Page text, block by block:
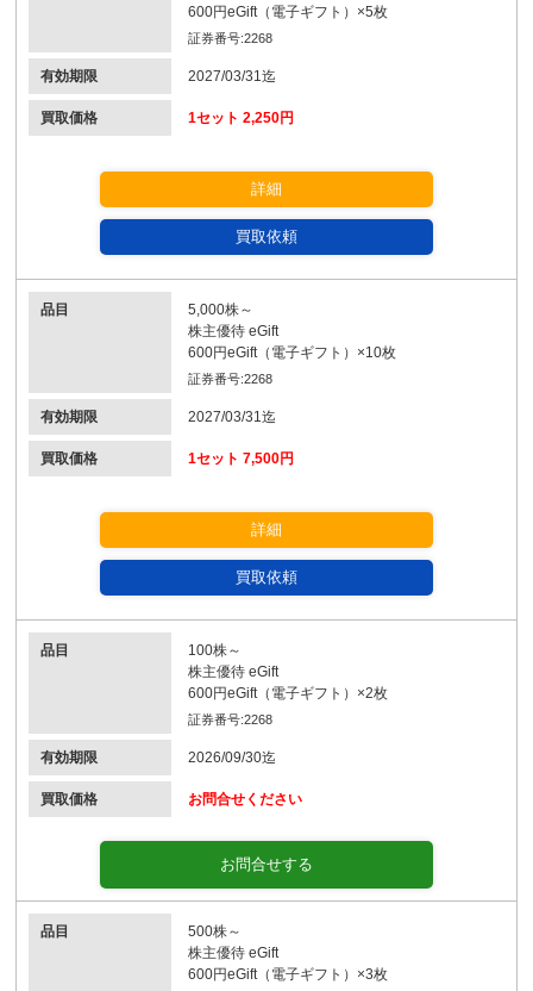
600円eGift（電子ギフト）×5枚
証券番号:2268
有効期限 2027/03/31迄
買取価格 1セット 2,250円
詳細
買取依頼
品目
5,000株～
株主優待 eGift
600円eGift（電子ギフト）×10枚
証券番号:2268
有効期限 2027/03/31迄
買取価格 1セット 7,500円
詳細
買取依頼
品目
100株～
株主優待 eGift
600円eGift（電子ギフト）×2枚
証券番号:2268
有効期限 2026/09/30迄
買取価格 お問合せください
お問合せする
品目
500株～
株主優待 eGift
600円eGift（電子ギフト）×3枚